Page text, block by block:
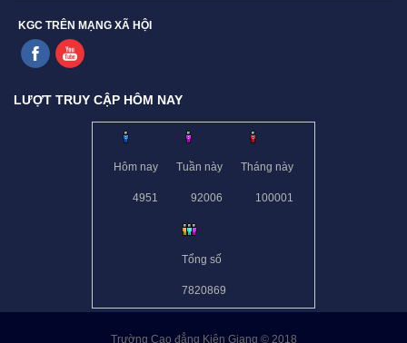
KGC TRÊN MẠNG XÃ HỘI
LƯỢT TRUY CẬP HÔM NAY
Hôm nay
4951
Tuần này
92006
Tháng này
100001
Tổng số
7820869
Trường Cao đẳng Kiên Giang © 2018